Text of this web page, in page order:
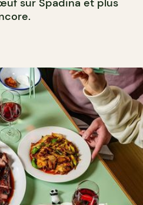
sur Spadina et plus